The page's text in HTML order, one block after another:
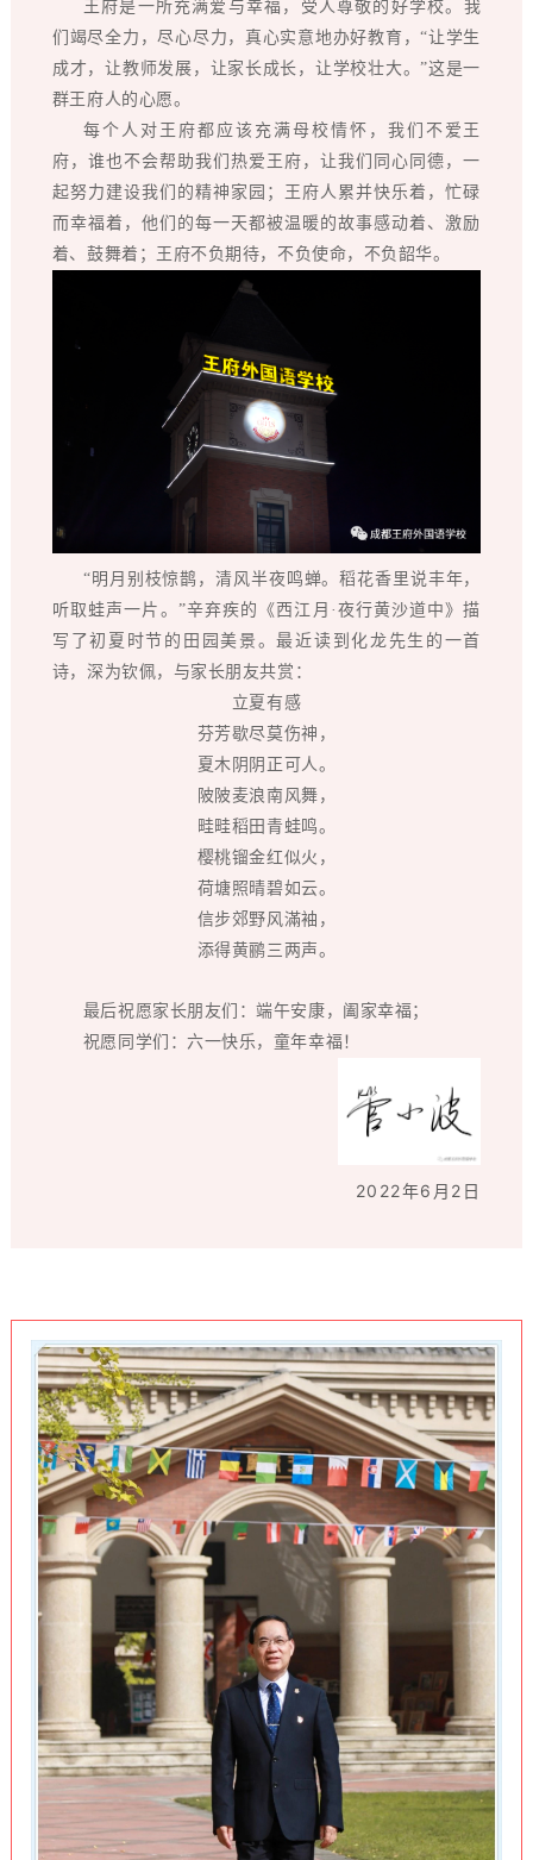
王府是一所充满爱与幸福，受人尊敬的好学校。我
们竭尽全力，尽心尽力，真心实意地办好教育，“让学生
成才，让教师发展，让家长成长，让学校壮大。”这是一
群王府人的心愿。
每个人对王府都应该充满母校情怀，我们不爱王
府，谁也不会帮助我们热爱王府，让我们同心同德，一
起努力建设我们的精神家园；王府人累并快乐着，忙碌
而幸福着，他们的每一天都被温暖的故事感动着、激励
着、鼓舞着；王府不负期待，不负使命，不负韶华。
“明月别枝惊鹊，清风半夜鸣蝉。稻花香里说丰年，
听取蛙声一片。”辛弃疾的《西江月·夜行黄沙道中》描
写了初夏时节的田园美景。最近读到化龙先生的一首
诗，深为钦佩，与家长朋友共赏：
立夏有感
芬芳歇尽莫伤神，
夏木阴阴正可人。
陂陂麦浪南风舞，
畦畦稻田青蛙鸣。
樱桃镏金红似火，
荷塘照晴碧如云。
信步郊野风滿袖，
添得黄鹂三两声。
最后祝愿家长朋友们：端午安康，阖家幸福；
祝愿同学们：六一快乐，童年幸福！
2022年6月2日